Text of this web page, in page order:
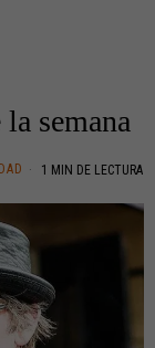
semana
1 MIN DE LECTURA